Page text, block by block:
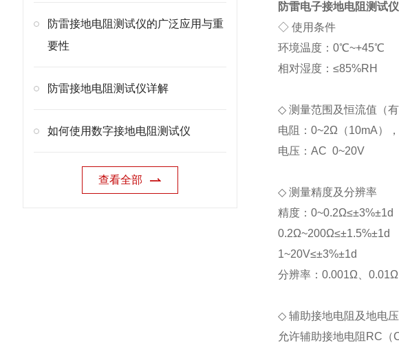
防雷接地电阻测试仪的广泛应用与重
要性
防雷接地电阻测试仪详解
如何使用数字接地电阻测试仪
查看全部
防雷电子接地电阻测试仪
◇ 使用条件
环境温度：0℃~+45℃
相对湿度：≤85%RH
◇ 测量范围及恒流值（有
电阻：0~2Ω（10mA）
电压：AC 0~20V
◇ 测量精度及分辨率
精度：0~0.2Ω≤±3%±1d
0.2Ω~200Ω≤±1.5%±1d
1~20V≤±3%±1d
分辨率：0.001Ω、
◇ 辅助接地电阻及地电
允许辅助接地电阻RC（